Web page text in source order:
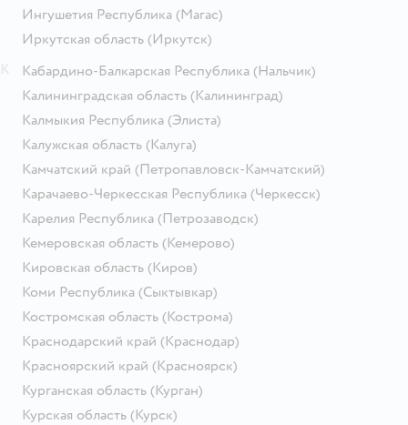
Ингушетия Республика (Магас)
Иркутская область (Иркутск)
Кабардино-Балкарская Республика (Нальчик)
Калининградская область (Калининград)
Калмыкия Республика (Элиста)
Калужская область (Калуга)
Камчатский край (Петропавловск-Камчатский)
Карачаево-Черкесская Республика (Черкесск)
Карелия Республика (Петрозаводск)
Кемеровская область (Кемерово)
Кировская область (Киров)
Коми Республика (Сыктывкар)
Костромская область (Кострома)
Краснодарский край (Краснодар)
Красноярский край (Красноярск)
Курганская область (Курган)
Курская область (Курск)